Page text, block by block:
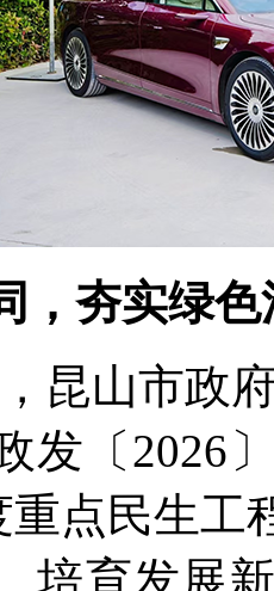
，夯实绿
昆山市政
发〔2026
重点民生工
培育发展